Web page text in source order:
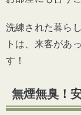
洗練された暮ら
トは、来客があ
す！
無煙無臭！